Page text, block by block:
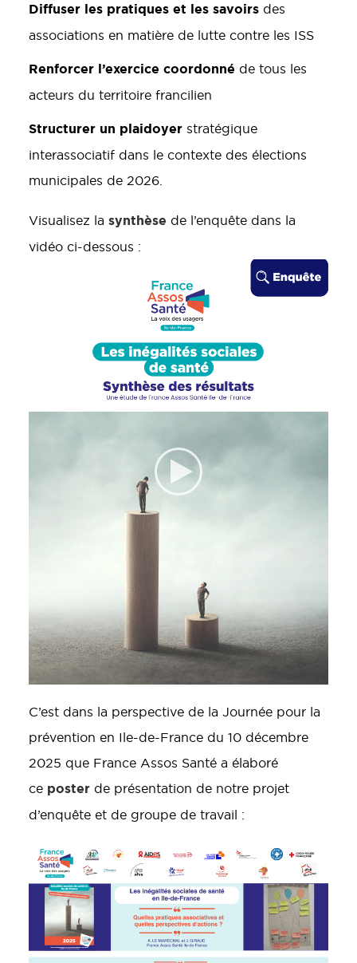
Diffuser les pratiques et les savoirs des
associations en matière de lutte contre les ISS
Renforcer l’exercice coordonné de tous les
acteurs du territoire francilien
Structurer un plaidoyer stratégique
interassociatif dans le contexte des élections
municipales de 2026.
Visualisez la synthèse de l’enquête dans la
vidéo ci-dessous :
C’est dans la perspective de la Journée pour la
prévention en Ile-de-France du 10 décembre
2025 que France Assos Santé a élaboré
ce poster de présentation de notre projet
d’enquête et de groupe de travail :